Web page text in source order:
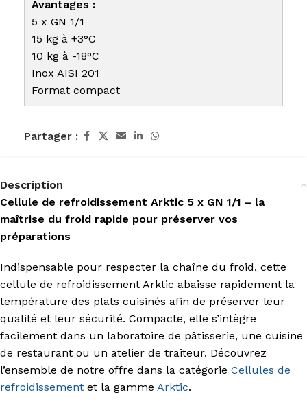
Avantages :
5 x GN 1/1
15 kg à +3°C
10 kg à -18°C
Inox AISI 201
Format compact
Partager :
Description
Cellule de refroidissement Arktic 5 x GN 1/1 – la
maîtrise du froid rapide pour préserver vos
préparations
Indispensable pour respecter la chaîne du froid, cette
cellule de refroidissement Arktic abaisse rapidement la
température des plats cuisinés afin de préserver leur
qualité et leur sécurité. Compacte, elle s’intègre
facilement dans un laboratoire de pâtisserie, une cuisine
de restaurant ou un atelier de traiteur. Découvrez
l’ensemble de notre offre dans la catégorie Cellules de
refroidissement et la gamme Arktic.